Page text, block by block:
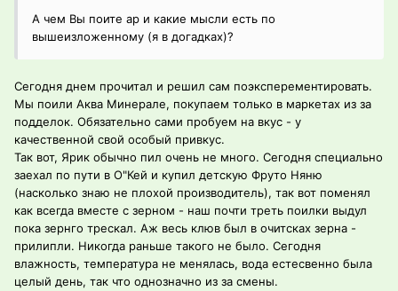
А чем Вы поите ар и какие мысли есть по
вышеизложенному (я в догадках)?
Сегодня днем прочитал и решил сам поэксперементировать.
Мы поили Аква Минерале, покупаем только в маркетах из за
подделок. Обязательно сами пробуем на вкус - у
качественной свой особый привкус.
Так вот, Ярик обычно пил очень не много. Сегодня специально
заехал по пути в О"Кей и купил детскую Фруто Няню
(насколько знаю не плохой производитель), так вот поменял
как всегда вместе с зерном - наш почти треть поилки выдул
пока зернго трескал. Аж весь клюв был в очитсках зерна -
прилипли. Никогда раньше такого не было. Сегодня
влажность, температура не менялась, вода естесвенно была
целый день, так что однозначно из за смены.